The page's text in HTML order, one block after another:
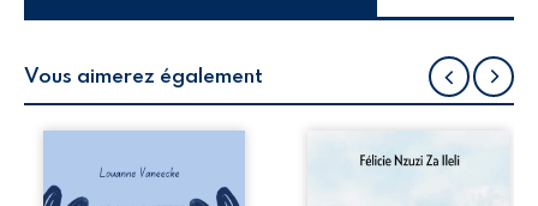
Vous aimerez également
la rue donne la
parole à six
Auberge de la